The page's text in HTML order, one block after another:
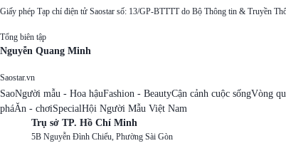
Giấy phép Tạp chí điện tử Saostar số: 13/GP-BTTTT do Bộ Thông tin & Truyền
Tổng biên tập
Nguyễn Quang Minh
Saostar.vn
SaoNgười mẫu - Hoa hậuFashion - BeautyCận cảnh cuộc sốngVòng
pháĂn - chơiSpecialHội Người Mẫu Việt Nam
Trụ sở TP. Hồ Chí Minh
5B Nguyễn Đình Chiểu, Phường Sài Gòn